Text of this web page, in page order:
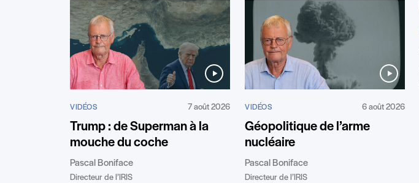
VIDÉOS 7 août 2026
Trump : de Superman à la
mouche du coche
Pascal Boniface
Directeur de l’IRIS
VIDÉOS 6 août 2026
Géopolitique de l’arme
nucléaire
Pascal Boniface
Directeur de l’IRIS